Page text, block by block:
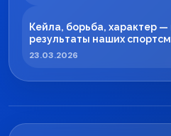
Кейла, борьба, характер
результаты наших
23.03.2026